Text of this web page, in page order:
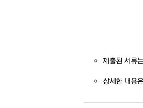
제출된 서류
상세한 내용